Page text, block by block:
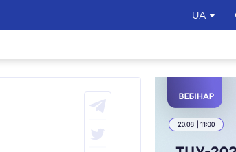
UA